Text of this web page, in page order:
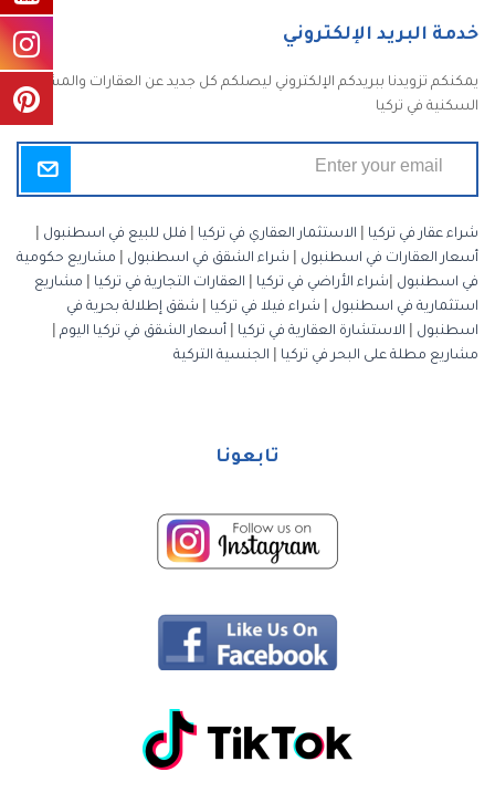
خدمة البريد الإلكتروني
يمكنكم تزويدنا ببريدكم الإلكتروني ليصلكم كل جديد عن العقارات والمشاريع
السكنية في تركيا
شراء عقار في تركيا الاستثمار العقاري في تركيا فلل للبيع في اسطنبول
أسعار العقارات في اسطنبول
شراء الشقق في اسطنبول
مشاريع حكومية
في اسطنبول
شراء الأراضي في تركيا العقارات التجارية في تركيا
مشاريع
استثمارية في اسطنبول
شراء فيلا في تركيا
شقق إطلالة بحرية في
اسطنبول
الاستشارة العقارية في تركيا أسعار الشقق في تركيا اليوم
مشاريع مطلة على البحر في تركيا
الجنسية التركية
تابعونا